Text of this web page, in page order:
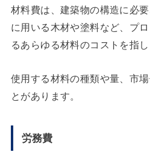
材料費は、建築物の構造に必
に用いる木材や塗料など、プ
るあらゆる材料のコストを指し
使用する材料の種類や量、市
とがあります。
労務費